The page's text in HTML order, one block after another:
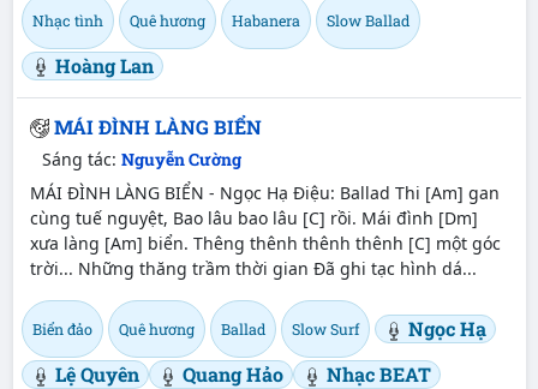
Nhạc tình Quê hương Habanera Slow Ballad
Hoàng Lan
MÁI ĐÌNH LÀNG BIỂN
Sáng tác: Nguyễn Cường
MÁI ĐÌNH LÀNG BIỂN - Ngọc Hạ Điệu: Ballad Thi [Am] gan
cùng tuế nguyệt, Bao lâu bao lâu [C] rồi. Mái đình [Dm]
xưa làng [Am] biển. Thêng thênh thênh thênh [C] một góc
trời... Những thăng trầm thời gian Đã ghi tạc hình dá...
Biển đảo Quê hương Ballad Slow Surf
Ngọc Hạ
Lệ Quyên
Quang Hảo Nhạc BEAT